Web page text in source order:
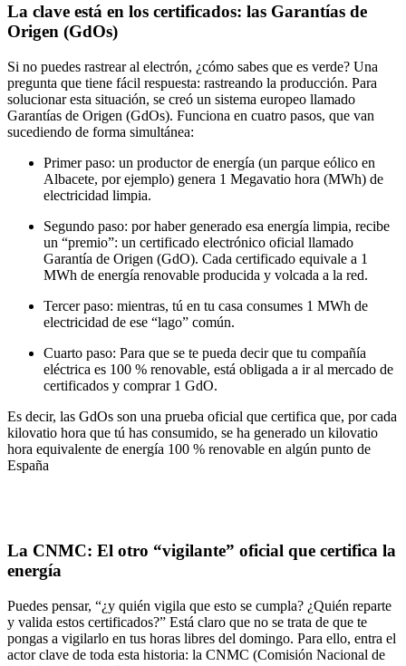
La clave está en los certificados: las Garantías de
Origen (GdOs)
Si no puedes rastrear al electrón, ¿cómo sabes que es verde? Una
pregunta que tiene fácil respuesta: rastreando la producción. Para
solucionar esta situación, se creó un sistema europeo llamado
Garantías de Origen (GdOs). Funciona en cuatro pasos, que van
sucediendo de forma simultánea:
Primer paso: un productor de energía (un parque eólico en
Albacete, por ejemplo) genera 1 Megavatio hora (MWh) de
electricidad limpia.
Segundo paso: por haber generado esa energía limpia, recibe
un “premio”: un certificado electrónico oficial llamado
Garantía de Origen (GdO). Cada certificado equivale a 1
MWh de energía renovable producida y volcada a la red.
Tercer paso: mientras, tú en tu casa consumes 1 MWh de
electricidad de ese “lago” común.
Cuarto paso: Para que se te pueda decir que tu compañía
eléctrica es 100 % renovable, está obligada a ir al mercado de
certificados y comprar 1 GdO.
Es decir, las GdOs son una prueba oficial que certifica que, por cada
kilovatio hora que tú has consumido, se ha generado un kilovatio
hora equivalente de energía 100 % renovable en algún punto de
España
La CNMC: El otro “vigilante” oficial que certifica la
energía
Puedes pensar, “¿y quién vigila que esto se cumpla? ¿Quién reparte
y valida estos certificados?” Está claro que no se trata de que te
pongas a vigilarlo en tus horas libres del domingo. Para ello, entra el
actor clave de toda esta historia: la CNMC (Comisión Nacional de